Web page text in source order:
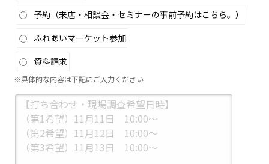
予約（来店・相談会・セミナーの事前予約はこちら。）
ふれあいマーケット参加
資料請求
※具体的な内容は下記にご入力ください